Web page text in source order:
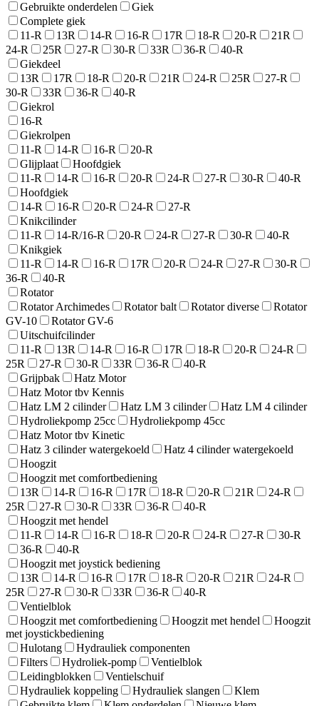
Gebruikte onderdelen
Giek
Complete giek
11-R
13R 14-R 16-R 17R 18-R 20-R
21R
24-R
25R 27-R 30-R 33R 36-R
40-R
Giekdeel
13R
17R 18-R 20-R 21R 24-R 25R
27-R
30-R
33R 36-R
40-R
Giekrol
16-R
Giekrolpen
11-R
14-R 16-R
20-R
Glijplaat
Hoofdgiek
11-R
14-R 16-R 20-R 24-R 27-R 30-R
40-R
Hoofdgiek
14-R
16-R 20-R 24-R
27-R
Knikcilinder
11-R
14-R/16-R 20-R 24-R 27-R 30-R
40-R
Knikgiek
11-R
14-R 16-R 17R 20-R 24-R 27-R
30-R
36-R
40-R
Rotator
Rotator Archimedes
Rotator balt Rotator diverse
Rotator
GV-10
Rotator GV-6
Uitschuifcilinder
11-R
13R 14-R 16-R 17R 18-R 20-R
24-R
25R
27-R 30-R 33R 36-R
40-R
Grijpbak
Hatz Motor
Hatz Motor tbv Kennis
Hatz LM 2 cilinder
Hatz LM 3 cilinder
Hatz LM 4 cilinder
Hydroliekpomp 25cc
Hydroliekpomp 45cc
Hatz Motor tbv Kinetic
Hatz 3 cilinder watergekoeld
Hatz 4 cilinder watergekoeld
Hoogzit
Hoogzit met comfortbediening
13R
14-R 16-R 17R 18-R 20-R 21R
24-R
25R
27-R 30-R 33R 36-R
40-R
Hoogzit met hendel
11-R
14-R 16-R 18-R 20-R 24-R 27-R
30-R
36-R
40-R
Hoogzit met joystick bediening
13R
14-R 16-R 17R 18-R 20-R 21R
24-R
25R
27-R 30-R 33R 36-R
40-R
Ventielblok
Hoogzit met comfortbediening
Hoogzit met hendel
Hoogzit
met joystickbediening
Hulotang
Hydrauliek componenten
Filters
Hydroliek-pomp
Ventielblok
Leidingblokken
Ventielschuif
Hydrauliek koppeling
Hydrauliek slangen
Klem